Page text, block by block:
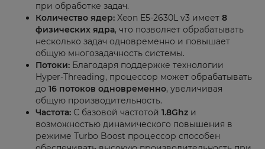
при обработке задач.
Количество ядер: Xeon E5-2630L v3 имеет 8
физических ядра, что позволяет обрабатывать
несколько задач одновременно и повышает
общую многозадачность системы.
Потоки: Благодаря поддержке технологии
Hyper-Threading, процессор может обрабатывать
до 16 потоков одновременно, увеличивая
общую производительность.
Частота: С базовой частотой 1.8Ghz и
возможностью динамического повышения в
режиме Turbo Boost процессор способен